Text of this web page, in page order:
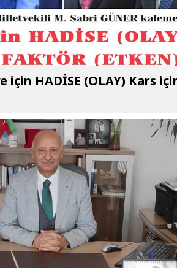
için HADİSE (OLAY) Kars